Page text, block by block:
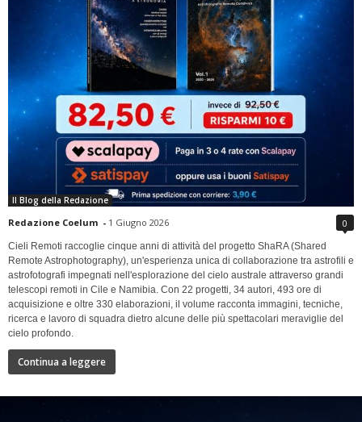
Il Blog della Redazione
Redazione Coelum - 1 Giugno 2026 0
Cieli Remoti raccoglie cinque anni di attività del progetto ShaRA (Shared
Remote Astrophotography), un'esperienza unica di collaborazione tra astrofili e
astrofotografi impegnati nell'esplorazione del cielo australe attraverso grandi
telescopi remoti in Cile e Namibia. Con 22 progetti, 34 autori, 493 ore di
acquisizione e oltre 330 elaborazioni, il volume racconta immagini, tecniche,
ricerca e lavoro di squadra dietro alcune delle più spettacolari meraviglie del
cielo profondo.
Continua a leggere